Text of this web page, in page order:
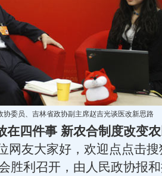
协委员、吉林省政协副主席赵吉光谈医改新思路
在四件事 新农合制度改变
友大家好，欢迎点点击搜
胜利召开，由人民政协报